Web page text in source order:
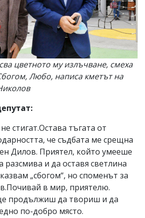
цветното му излъчване, смеха
Любо, написа кметът на
стигат.Остава тъгата от
че съдбата ме срещна
Дилов. Приятел, който умееше
разсмива и да оставя светлина
„сбогом“, но споменът за
в мир, приятелю.
продължиш да твориш и да
по-добро място.